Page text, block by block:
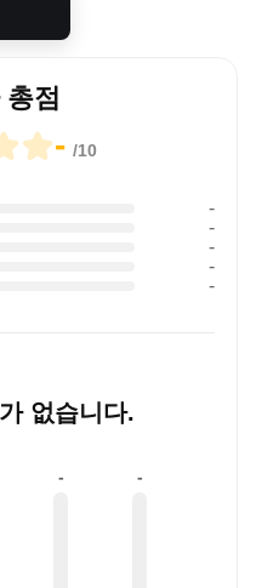
점
- /10
-
-
-
-
-
없습니다.
- -